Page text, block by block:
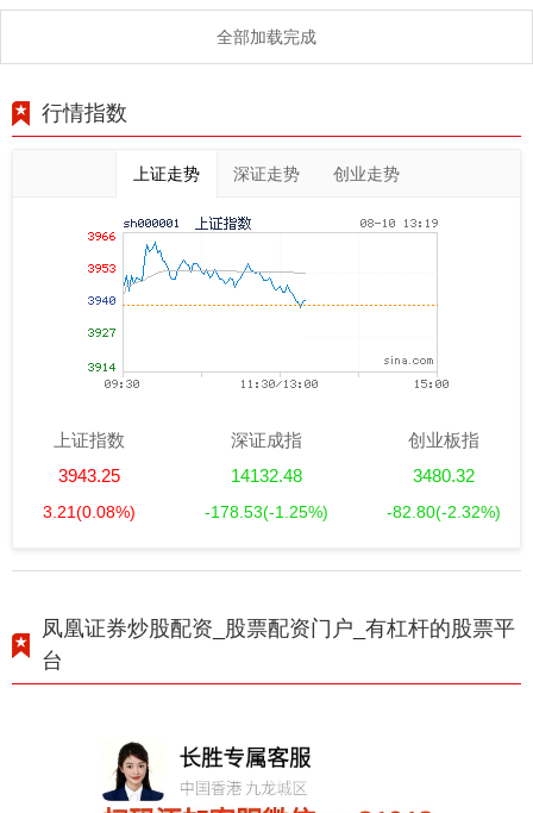
全部加载完成
行情指数
上证走势 深证走势 创业走势
上证指数
3943.25
3.21(0.08%)
深证成指
14132.48
-178.53(-1.25%)
创业板指
3480.32
-82.80(-2.32%)
凤凰证券炒股配资_股票配资门户_有杠杆的股票平
台